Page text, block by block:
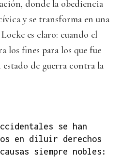
donde la obediencia
y se transforma en una
es claro: cuando el
los fines para los que fue
de guerra contra la
se han
en diluir derechos
siempre nobles: